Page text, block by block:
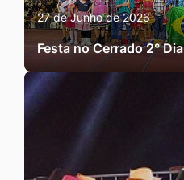
27 de Junho de 2026
Festa no Cerrado 2° Dia